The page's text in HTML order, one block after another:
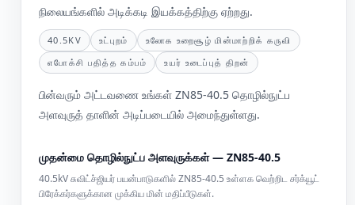
நிலையங்களில் அடிக்கடி இயக்கத்திற்கு ஏற்றது.
40.5KV உட்புறம்
உலோக உறைசூழ் மின்மாற்றிக் கருவி
எபோக்சி பதித்த கம்பம்
உயர் உடைப்புத் திறன்
பின்வரும் அட்டவணை உங்கள் ZN85-40.5 தொழில்நுட்ப
அளவுருத் தாளின் அடிப்படையில் அமைந்துள்ளது.
முதன்மை தொழில்நுட்ப அளவுருக்கள் — ZN85-40.5
40.5kV சுவிட்ச்ஜியர் பயன்பாடுகளில் ZN85-40.5 உள்ளக வெற்றிட சர்க்யூட்
பிரேக்கர்களுக்கான முக்கிய மின் மதிப்பீடுகள்.